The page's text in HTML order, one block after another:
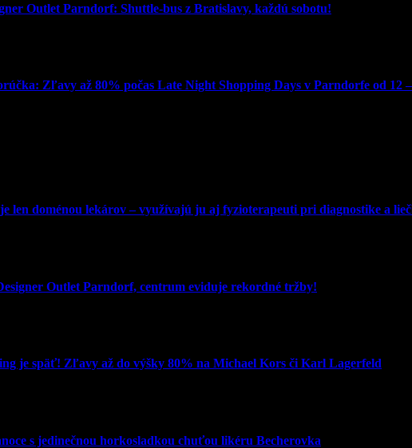
Outlet Parndorf: Shuttle-bus z Bratislavy, každú sobotu!
Zľavy až 80% počas Late Night Shopping Days v Parndorfe od 12
len doménou lekárov – využívajú ju aj fyzioterapeuti pri diagnostike a
Outlet Parndorf, centrum eviduje rekordné tržby!
je späť! Zľavy až do výšky 80% na Michael Kors či Karl Lagerfeld
s jedinečnou horkosladkou chuťou likéru Becherovka